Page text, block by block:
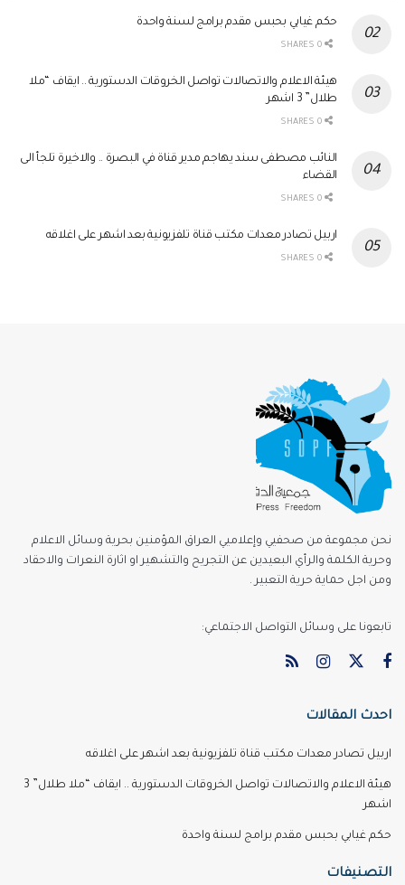
حكم غيابي بحبس مقدم برامج لسنة واحدة
هيئة الاعلام والاتصالات تواصل الخروقات الدستورية .. ايقاف “ملا
طلال” 3 اشهر
النائب مصطفى سند يهاجم مدير قناة في البصرة .. والاخيرة تلجأ الى
القضاء
اربيل تصادر معدات مكتب قناة تلفزيونية بعد اشهر على اغلاقه
نحن مجموعة من صحفيي وإعلاميي العراق المؤمنين بحرية وسائل الاعلام
وحرية الكلمة والرأي البعيدين عن التجريح والتشهير او اثارة النعرات والاحقاد
ومن اجل حماية حرية التعبير .
تابعونا على وسائل التواصل الاجتماعي:
احدث المقالات
اربيل تصادر معدات مكتب قناة تلفزيونية بعد اشهر على اغلاقه
هيئة الاعلام والاتصالات تواصل الخروقات الدستورية .. ايقاف “ملا طلال” 3
اشهر
حكم غيابي بحبس مقدم برامج لسنة واحدة
التصنيفات